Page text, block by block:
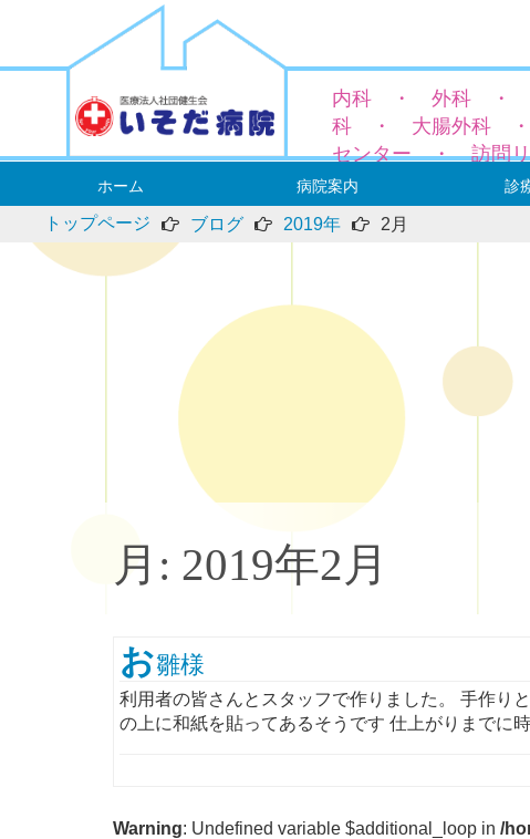
内科 ・ 外科 ・
科 ・ 大腸外科 ・
センター ・ 訪問リ
ホーム 病院案内
病院長ご挨拶
概要と沿革
理念と基本方針
厚生労働大臣の定める掲示事項
当院における個人情報の利用目的
アクセス
診
トップページ ブログ 2019年 2月
月: 2019年2月
お雛様
利用者の皆さんとスタッフで作りました。 手作り
の上に和紙を貼ってあるそうです 仕上がりまでに
Warning: Undefined variable $additional_loop in /